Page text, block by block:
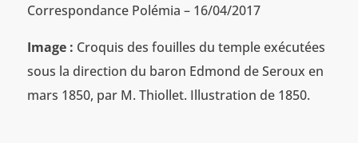
Correspondance Polémia – 16/04/2017
Image : Croquis des fouilles du temple exécutées
sous la direction du baron Edmond de Seroux en
mars 1850, par M. Thiollet. Illustration de 1850.